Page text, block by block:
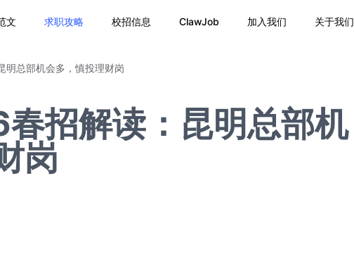
文 求职攻略 校招信息 ClawJob 加入我们 关于我们
明总部机会多，慎投理财岗
招解读：昆明总部机
岗